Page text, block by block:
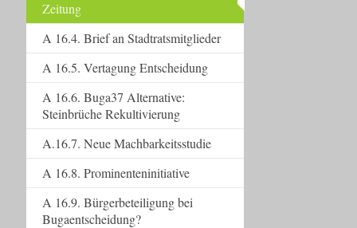
Zeitung
A 16.4. Brief an Stadtratsmitglieder
A 16.5. Vertagung Entscheidung
A 16.6. Buga37 Alternative:
Steinbrüche Rekultivierung
A.16.7. Neue Machbarkeitsstudie
A 16.8. Prominenteninitiative
A 16.9. Bürgerbeteiligung bei
Bugaentscheidung?